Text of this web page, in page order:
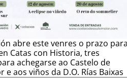
abre este venres o prazo
Catas con Historia, tres
achegarse ao Castelo de
e aos viños da D.O. Rías Baixas